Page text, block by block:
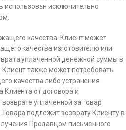
использован исключительно
качества. Клиент может
качества изготовителю или
уплаченной денежной суммы в
Клиент также может потребовать
качества либо устранения
Клиента от договора и
уплаченной за товар
подлежит возврату Клиенту в
Продавцом письменного